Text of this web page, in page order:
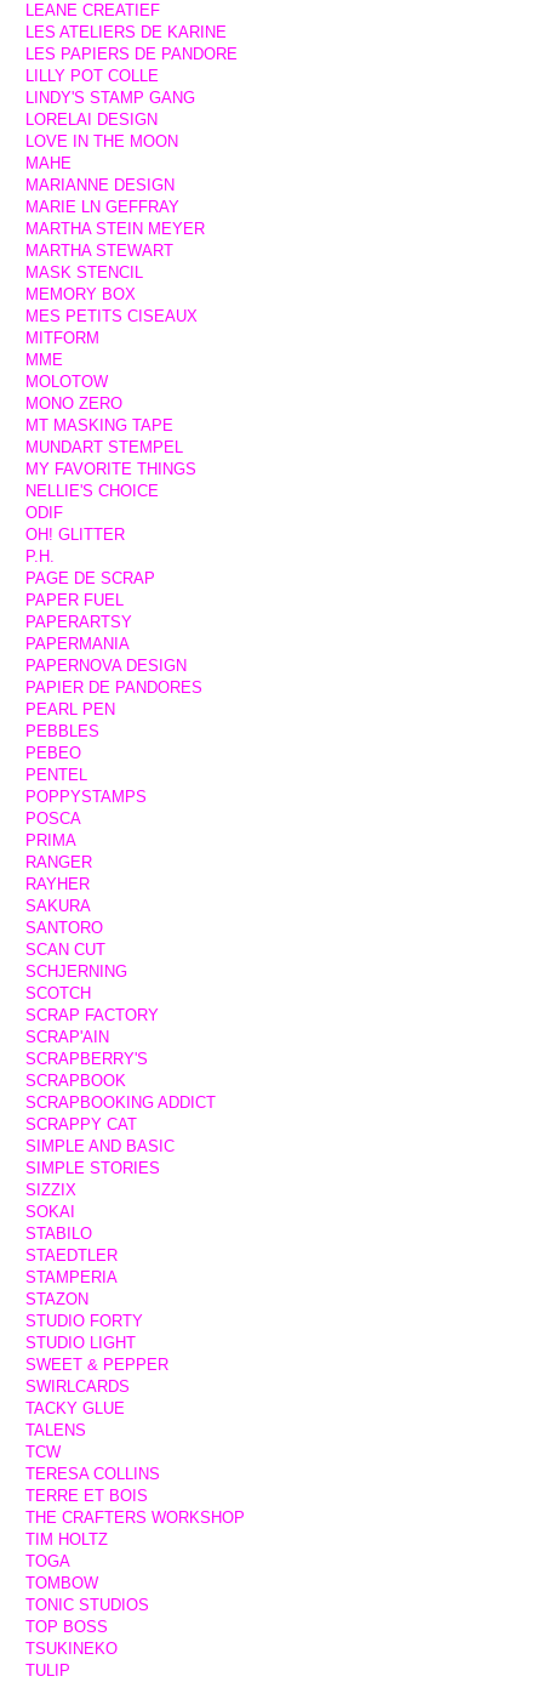
LEANE CREATIEF
LES ATELIERS DE KARINE
LES PAPIERS DE PANDORE
LILLY POT COLLE
LINDY'S STAMP GANG
LORELAI DESIGN
LOVE IN THE MOON
MAHE
MARIANNE DESIGN
MARIE LN GEFFRAY
MARTHA STEIN MEYER
MARTHA STEWART
MASK STENCIL
MEMORY BOX
MES PETITS CISEAUX
MITFORM
MME
MOLOTOW
MONO ZERO
MT MASKING TAPE
MUNDART STEMPEL
MY FAVORITE THINGS
NELLIE'S CHOICE
ODIF
OH! GLITTER
P.H.
PAGE DE SCRAP
PAPER FUEL
PAPERARTSY
PAPERMANIA
PAPERNOVA DESIGN
PAPIER DE PANDORES
PEARL PEN
PEBBLES
PEBEO
PENTEL
POPPYSTAMPS
POSCA
PRIMA
RANGER
RAYHER
SAKURA
SANTORO
SCAN CUT
SCHJERNING
SCOTCH
SCRAP FACTORY
SCRAP'AIN
SCRAPBERRY'S
SCRAPBOOK
SCRAPBOOKING ADDICT
SCRAPPY CAT
SIMPLE AND BASIC
SIMPLE STORIES
SIZZIX
SOKAI
STABILO
STAEDTLER
STAMPERIA
STAZON
STUDIO FORTY
STUDIO LIGHT
SWEET & PEPPER
SWIRLCARDS
TACKY GLUE
TALENS
TCW
TERESA COLLINS
TERRE ET BOIS
THE CRAFTERS WORKSHOP
TIM HOLTZ
TOGA
TOMBOW
TONIC STUDIOS
TOP BOSS
TSUKINEKO
TULIP